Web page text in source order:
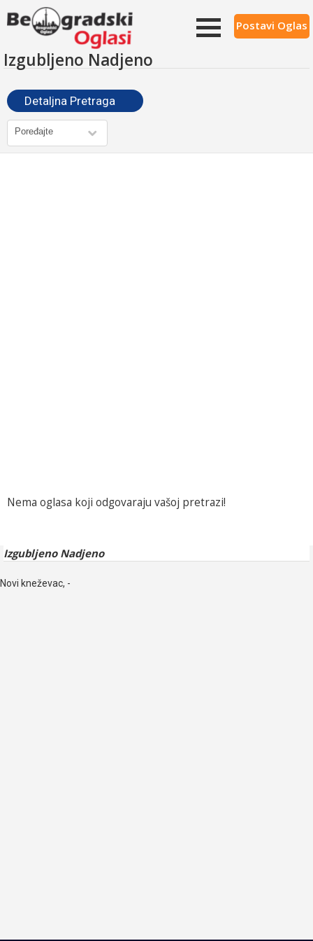
Postavi Oglas
Izgubljeno Nadjeno
Detaljna Pretraga
Nema oglasa koji odgovaraju vašoj pretrazi!
Izgubljeno Nadjeno
Novi kneževac, -